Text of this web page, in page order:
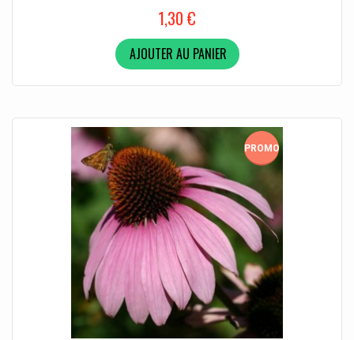
1,30 €
AJOUTER AU PANIER
PROMO!